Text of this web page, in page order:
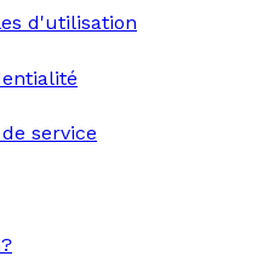
d'utilisation
service